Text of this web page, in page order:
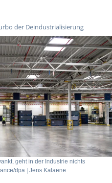
der Deindustrialisierung
geht in der Industrie nichts
dpa | Jens Kalaene